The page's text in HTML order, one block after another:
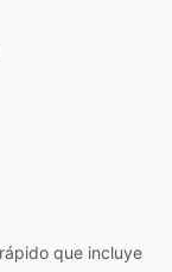
que incluye